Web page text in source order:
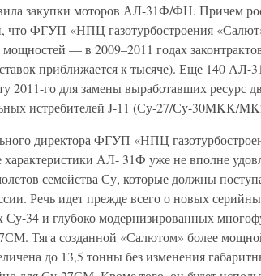
закупки моторов АЛ-31Ф/ФН. Причем
что ФГУП «НПЦ газотурбостроения
— в 2009–2011 годах
приближается к тысяче). Еще 140
го для замены выработавших ресурс
истребителей J-11 (Су-27/Су-30MKK/
директора ФГУП «НПЦ
АЛ- 31Ф уже не вполне
семейства Су, которые должны
Речь идет прежде всего о новых
Су-34 и глубоко модернизированных
Тяга созданной «Салютом» более
до 13,5 тонны без изменения